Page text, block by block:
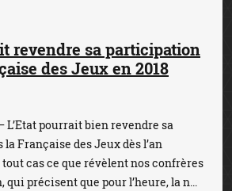
revendre sa participation
des Jeux en 2018
L’Etat pourrait bien revendre sa
Française des Jeux dès l’an
tout cas ce que révèlent nos confrères
qui précisent que pour l’heure, la n...